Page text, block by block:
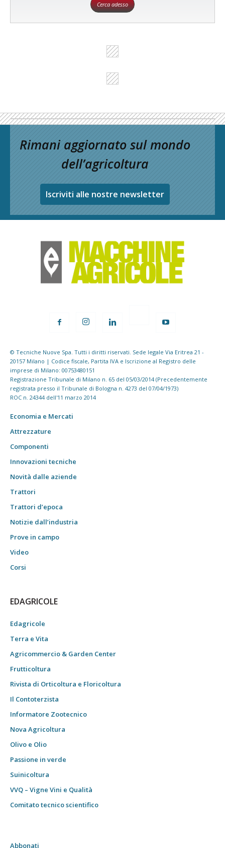
Cerca adesso
Rimani aggiornato sul mondo
dell’agricoltura
Iscriviti alle nostre newsletter
© Tecniche Nuove Spa. Tutti i diritti riservati. Sede legale Via Eritrea 21 -
20157 Milano | Codice fiscale, Partita IVA e Iscrizione al Registro delle
imprese di Milano: 00753480151
Registrazione Tribunale di Milano n. 65 del 05/03/2014 (Precedentemente
registrata presso il Tribunale di Bologna n. 4273 del 07/04/1973)
ROC n. 24344 dell'11 marzo 2014
Economia e Mercati
Attrezzature
Componenti
Innovazioni tecniche
Novità dalle aziende
Trattori
Trattori d’epoca
Notizie dall’industria
Prove in campo
Video
Corsi
EDAGRICOLE
Edagricole
Terra e Vita
Agricommercio & Garden Center
Frutticoltura
Rivista di Orticoltura e Floricoltura
Il Contoterzista
Informatore Zootecnico
Nova Agricoltura
Olivo e Olio
Passione in verde
Suinicoltura
VVQ – Vigne Vini e Qualità
Comitato tecnico scientifico
Abbonati